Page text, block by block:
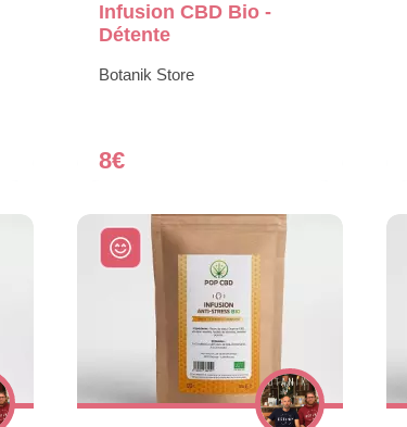
Infusion CBD Bio -
Détente
Botanik Store
8€